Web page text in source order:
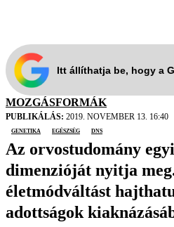
Itt állíthatja be, hogy a
MOZGÁSFORMÁK
PUBLIKÁLÁS: 2019. NOVEMBER 13. 16:40
genetika
egészség DNS
Az orvostudomány
dimenzióját nyitja
életmódváltást
adottságok